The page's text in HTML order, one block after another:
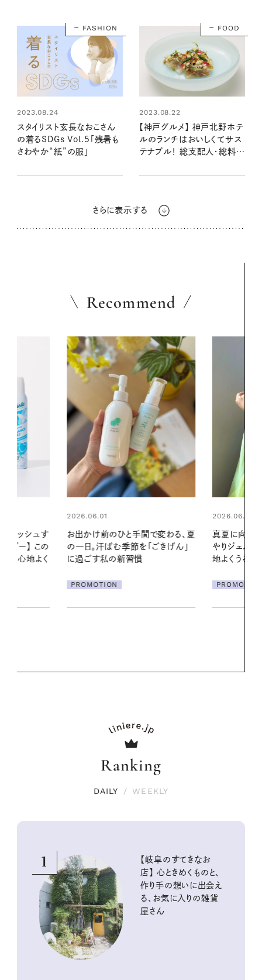
FASHION
2023.08.24
スタイリスト玄長なおこさん
の着るSDGs Vol.5「残暑も
さわやか“紙”の服」
FOOD
2023.08.22
【神戸グルメ】 神戸北野ホテ
ルのランチはおいしくてサス
テナブル！ 総支配人・総料理
ました
さらに表示する
Recommend
変わる、夏
ごきげん」
2026.06.01
真夏に向けて、ハーブが香るひん
やりジェルと出合う。暑い季節に心
地よくうるおう、軽やかなボディケ
PROMOTION
2026.07.21
リーとの重
Ranking
DAILY / WEEKLY
1
【岐阜のすてきなお
店】 心ときめくものと、
作り手の想いに出会え
る、お気に入りの雑貨
屋さん